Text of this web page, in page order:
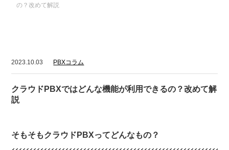
の？改めて解説
2023.10.03 PBXコラム
クラウドPBXではどんな機能が利用できるの？改めて解
説
そもそもクラウドPBXってどんなもの？